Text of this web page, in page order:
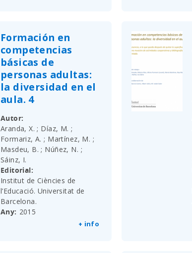
Formación en
competencias
básicas de
personas adultas:
la diversidad en el
aula. 4
Autor
Aranda, X. ; Díaz, M. ;
Formariz, A. ; Martínez, M. ;
Masdeu, B. ; Núñez, N. ;
Sáinz, I.
Editorial
Institut de Ciències de
l’Educació. Universitat de
Barcelona.
Any 2015
+ info